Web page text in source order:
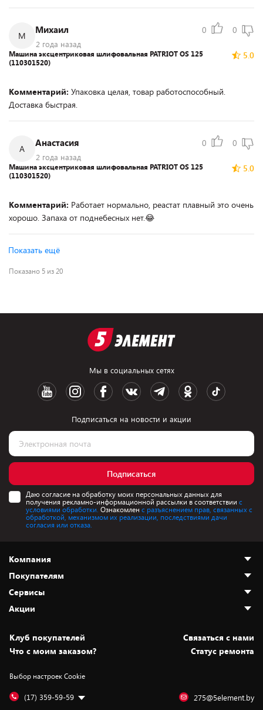
М
Михаил
2 года назад
0 0
5.0
Машина эксцентриковая шлифовальная PATRIOT OS 125
(110301520)
Комментарий: Упаковка целая, товар работоспособный.
Доставка быстрая.
А
Анастасия
2 года назад
0 0
5.0
Машина эксцентриковая шлифовальная PATRIOT OS 125
(110301520)
Комментарий: Работает нормально, реастат плавный это очень
хорошо. Запаха от поднебесных нет.😂
Показать ещё
Показано 5 из 20
Мы в социальных сетях
Подписаться на новости и акции
Подписаться
Даю согласие на обработку моих персональных данных для
получения рекламно-информационной рассылки в соответствии с
условиями обработки. Ознакомлен с разъяснением прав, связанных с
обработкой, механизмом их реализации, последствиями дачи
согласия или отказа.
Компания
О нас
Адреса магазинов
Новости
Статьи и обзоры
Вакансии
Дай пять добру!
Покупателям
Как сделать заказ
Оплата и доставка
Безналичный расчёт
Обмен и возврат товара
Обработка персональных данных
Подарочные карты
Сервисы
Установка техники
Для игровых консолей
Для мобильных устройств
Для компьютеров
Акции
Скидки и промокоды
Белорусские товары
Бонусы
Оплата частями
Клуб покупателей
Cвязаться с нами
Что с моим заказом?
Статус ремонта
Выбор настроек Cookie
(17) 359-59-59 275@5element.by